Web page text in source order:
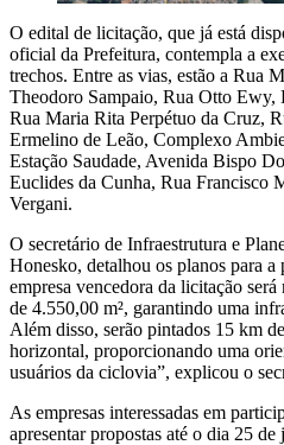
O edital de licitação, que já está
oficial da Prefeitura, contempla a
trechos. Entre as vias, estão a Rua
Theodoro Sampaio, Rua Otto Ewy,
Rua Maria Rita Perpétuo da Cruz,
Ermelino de Leão, Complexo
Estação Saudade, Avenida Bispo
Euclides da Cunha, Rua Francisco
Vergani.
O secretário de Infraestrutura e
Honesko, detalhou os planos para
empresa vencedora da licitação
de 4.550,00 m², garantindo uma
Além disso, serão pintados 15 km
horizontal, proporcionando uma
usuários da ciclovia”, explicou o
As empresas interessadas em
apresentar propostas até o dia 25 de